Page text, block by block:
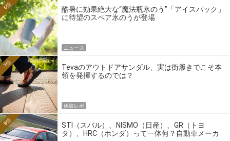
酷暑に効果絶大な“魔法瓶氷のう”「アイスパック」
に待望のスペア氷のうが登場
6位
ニュース
Tevaのアウトドアサンダル、実は街履きでこそ本
領を発揮するのでは？
7位
体験レポ
STI（スバル）、NISMO（日産）、GR（トヨ
タ）、HRC（ホンダ）って一体何？自動車メーカ
8位